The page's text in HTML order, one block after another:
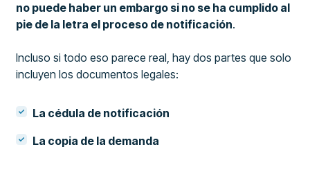
no puede haber un embargo si no se ha cumplido al
pie de la letra el proceso de notificación.
Incluso si todo eso parece real, hay dos partes que solo
incluyen los documentos legales:
La cédula de notificación
La copia de la demanda